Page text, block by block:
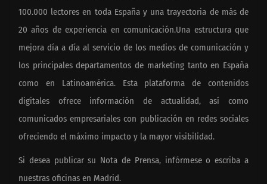
100.000 lectores en toda España y una trayectoria de más de
20 años de experiencia en comunicación.Una estructura que
mejora día a día al servicio de los medios de comunicación y
los principales departamentos de marketing tanto en España
como en Latinoamérica. Esta plataforma de contenidos
digitales ofrece información de actualidad, así como
comunicados empresariales con publicación en redes sociales
ofreciendo el máximo impacto y la mayor visibilidad.
Si desea publicar su Nota de Prensa, infórmese o escriba a
nuestras oficinas en Madrid.